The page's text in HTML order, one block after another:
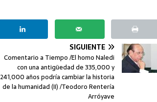
SIGUIENTE
Comentario a Tiempo /El homo Naledi
con una antigüedad de 335,000 y
241,000 años podría cambiar la historia
de la humanidad (II) /Teodoro Rentería
Arróyave